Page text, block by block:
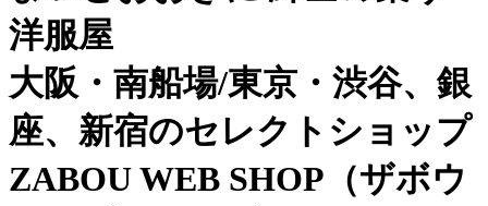
洋服屋
大阪・南船場/東京・渋谷、銀
座、新宿のセレクトショップ
ZABOU WEB SHOP（ザボウ